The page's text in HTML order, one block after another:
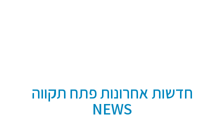
חדשות אחרונות פתח תקווה
NEWS